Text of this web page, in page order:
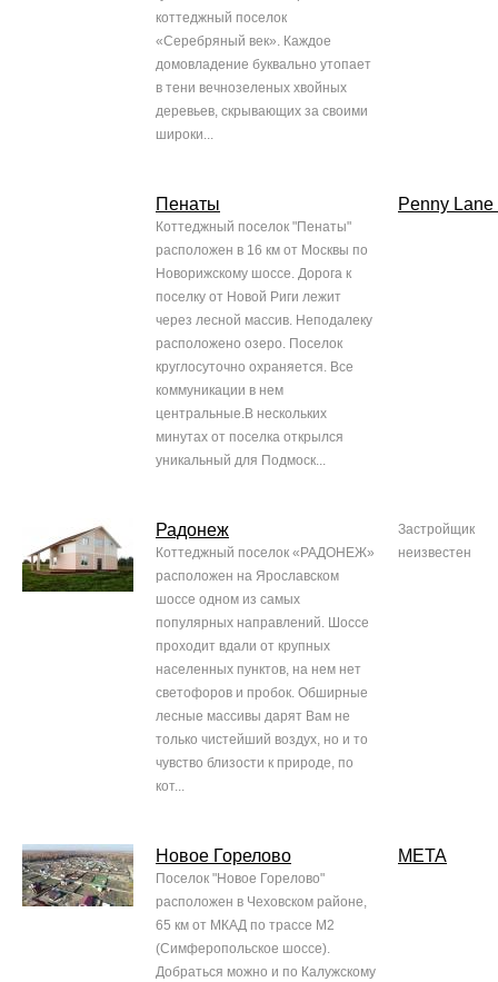
коттеджный поселок
«Серебряный век». Каждое
домовладение буквально утопает
в тени вечнозеленых хвойных
деревьев, скрывающих за своими
широки...
Пенаты
Коттеджный поселок "Пенаты"
расположен в 16 км от Москвы по
Новорижскому шоссе. Дорога к
поселку от Новой Риги лежит
через лесной массив. Неподалеку
расположено озеро. Поселок
круглосуточно охраняется. Все
коммуникации в нем
центральные.В нескольких
минутах от поселка открылся
уникальный для Подмоск...
Penny
Радонеж
Коттеджный поселок «РАДОНЕЖ»
расположен на Ярославском
шоссе одном из самых
популярных направлений. Шоссе
проходит вдали от крупных
населенных пунктов, на нем нет
светофоров и пробок. Обширные
лесные массивы дарят Вам не
только чистейший воздух, но и то
чувство близости к природе, по
кот...
Застройщик
неизвестен
Новое Горелово
Поселок "Новое Горелово"
расположен в Чеховском районе,
65 км от МКАД по трассе М2
(Симферопольское шоссе).
Добраться можно и по Калужскому
МЕТА